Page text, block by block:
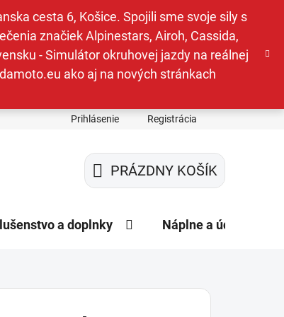
cesta 6, Košice. Spojili sme svoje sily s
značiek Alpinestars, Airoh, Cassida,
- Simulátor okruhovej jazdy na reálnej
ako aj na nových stránkach
Prihlásenie Registrácia
NÁKUPNÝ
KOŠÍK
PRÁZDNY KOŠÍK
a doplnky Náplne a údržba